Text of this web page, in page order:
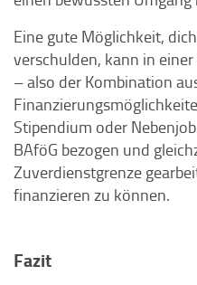
Eine gute Möglichkeit,
verschulden, kann in
– also der Kombination
Stipendium oder
BAföG bezogen und
Zuverdienstgrenze
finanzieren zu können.
Fazit